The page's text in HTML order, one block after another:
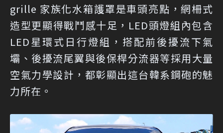
grille 家族化水箱護罩是車頭亮點，網柵式
造型更顯得戰鬥感十足，LED頭燈組內包含
LED星環式日行燈組，搭配前後擾流下氣
壩、後擾流尾翼與後保桿分流器等採用大量
空氣力學設計，都彰顯出這台韓系鋼砲的魅
力所在。